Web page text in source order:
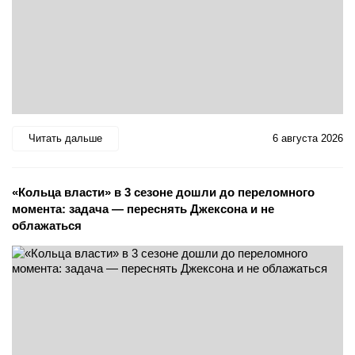
Читать дальше 6 августа 2026
«Кольца власти» в 3 сезоне дошли до переломного
момента: задача — переснять Джексона и не
облажаться